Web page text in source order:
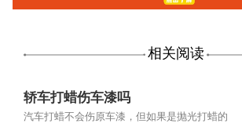
相关阅读
轿车打蜡伤车漆吗
汽车打蜡不会伤原车漆，但如果是抛光打蜡的